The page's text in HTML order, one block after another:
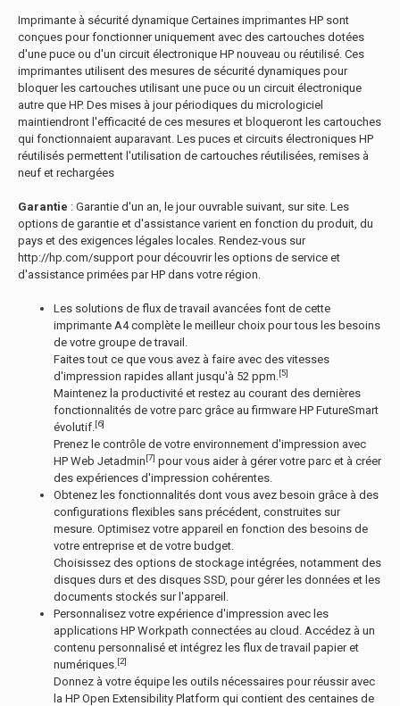
Imprimante à sécurité dynamique Certaines imprimantes HP sont
conçues pour fonctionner uniquement avec des cartouches dotées
d'une puce ou d'un circuit électronique HP nouveau ou réutilisé. Ces
imprimantes utilisent des mesures de sécurité dynamiques pour
bloquer les cartouches utilisant une puce ou un circuit électronique
autre que HP. Des mises à jour périodiques du micrologiciel
maintiendront l'efficacité de ces mesures et bloqueront les cartouches
qui fonctionnaient auparavant. Les puces et circuits électroniques HP
réutilisés permettent l'utilisation de cartouches réutilisées, remises à
neuf et rechargées
Garantie : Garantie d'un an, le jour ouvrable suivant, sur site. Les
options de garantie et d'assistance varient en fonction du produit, du
pays et des exigences légales locales. Rendez-vous sur
http://hp.com/support pour découvrir les options de service et
d'assistance primées par HP dans votre région.
Les solutions de flux de travail avancées font de cette
imprimante A4 complète le meilleur choix pour tous les besoins
de votre groupe de travail.
Faites tout ce que vous avez à faire avec des vitesses
d'impression rapides allant jusqu'à 52 ppm.[5]
Maintenez la productivité et restez au courant des dernières
fonctionnalités de votre parc grâce au firmware HP FutureSmart
évolutif.[6]
Prenez le contrôle de votre environnement d'impression avec
HP Web Jetadmin[7] pour vous aider à gérer votre parc et à créer
des expériences d'impression cohérentes.
Obtenez les fonctionnalités dont vous avez besoin grâce à des
configurations flexibles sans précédent, construites sur
mesure. Optimisez votre appareil en fonction des besoins de
votre entreprise et de votre budget.
Choisissez des options de stockage intégrées, notamment des
disques durs et des disques SSD, pour gérer les données et les
documents stockés sur l'appareil.
Personnalisez votre expérience d'impression avec les
applications HP Workpath connectées au cloud. Accédez à un
contenu personnalisé et intégrez les flux de travail papier et
numériques.[2]
Donnez à votre équipe les outils nécessaires pour réussir avec
la HP Open Extensibility Platform qui contient des centaines de